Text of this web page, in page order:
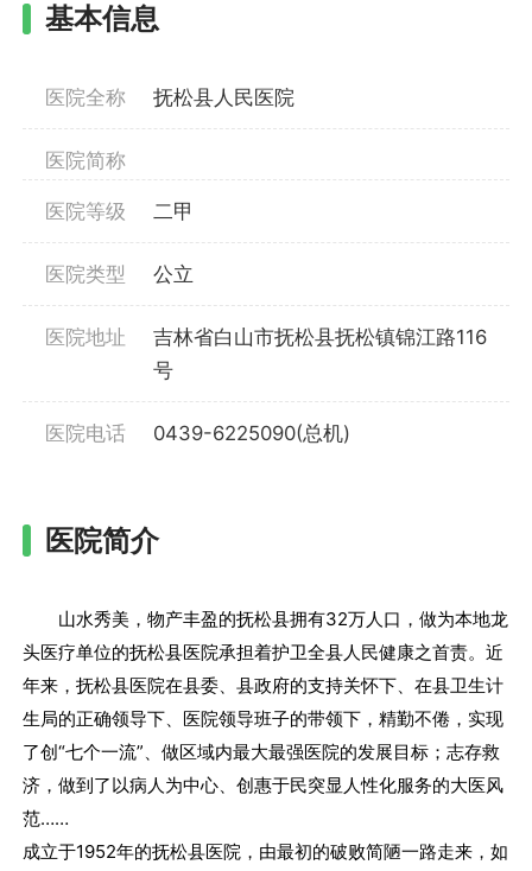
基本信息
医院全称 抚松县人民医院
医院简称
医院等级 二甲
医院类型 公立
医院地址
吉林省白山市抚松县抚松镇锦江路116
号
医院电话 0439-6225090(总机)
医院简介
山水秀美，物产丰盈的抚松县拥有32万人口，做为本地龙
头医疗单位的抚松县医院承担着护卫全县人民健康之首责。近
年来，抚松县医院在县委、县政府的支持关怀下、在县卫生计
生局的正确领导下、医院领导班子的带领下，精勤不倦，实现
了创“七个一流”、做区域内最大最强医院的发展目标；志存救
济，做到了以病人为中心、创惠于民突显人性化服务的大医风
范……
成立于1952年的抚松县医院，由最初的破败简陋一路走来，如